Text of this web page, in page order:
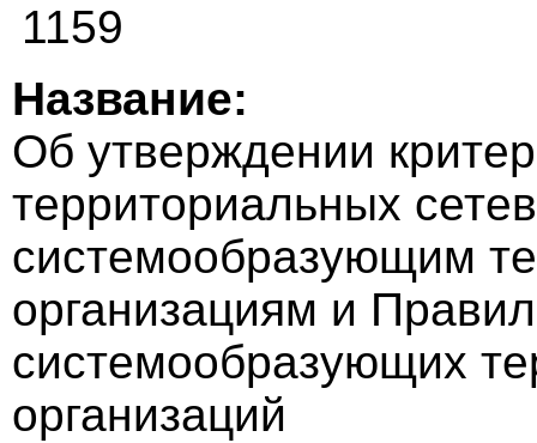
1159
Название:
Об утверждении
территориальных
системообразующим
организациям и
системообразующих
организаций